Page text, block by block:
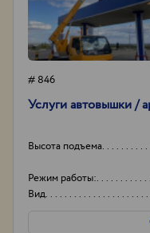
# 846
Услуги автовышки /
Высота подъема
Режим работы:
Вид
Оборудование